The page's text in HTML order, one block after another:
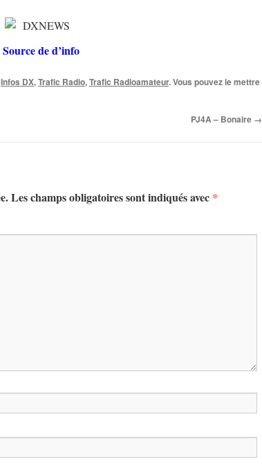
Source de d’info
Infos DX,Trafic Radio,Trafic Radioamateur. Vous pouvez le mettre
PJ4A – Bonaire →
Les champs obligatoires sont indiqués avec *